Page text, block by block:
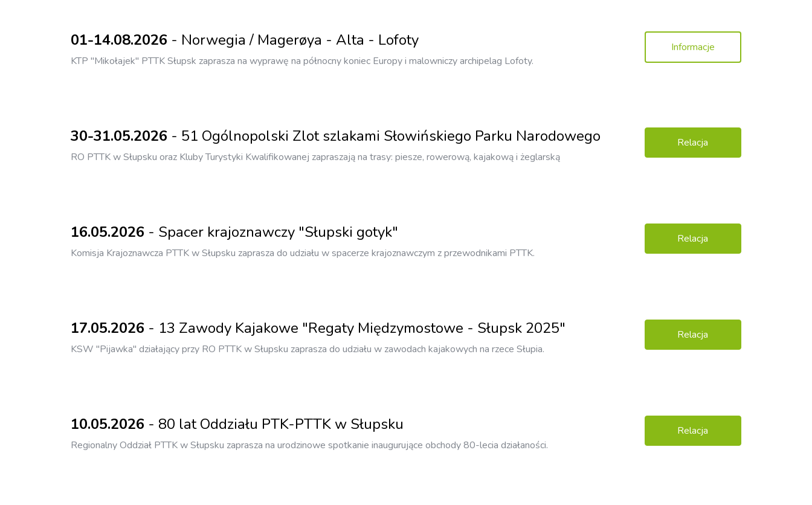
01-14.08.2026 - Norwegia / Magerøya - Alta - Lofoty
KTP "Mikołajek" PTTK Słupsk zaprasza na wyprawę na północny koniec Europy i malowniczy archipelag Lofoty.
Informacje
30-31.05.2026 - 51 Ogólnopolski Zlot szlakami Słowińskiego Parku Narodowego
RO PTTK w Słupsku oraz Kluby Turystyki Kwalifikowanej zapraszają na trasy: piesze, rowerową, kajakową i żeglarską
Relacja
16.05.2026 - Spacer krajoznawczy "Słupski gotyk"
Komisja Krajoznawcza PTTK w Słupsku zaprasza do udziału w spacerze krajoznawczym z przewodnikami PTTK.
Relacja
17.05.2026 - 13 Zawody Kajakowe "Regaty Międzymostowe - Słupsk 2025"
KSW "Pijawka" działający przy RO PTTK w Słupsku zaprasza do udziału w zawodach kajakowych na rzece Słupia.
Relacja
10.05.2026 - 80 lat Oddziału PTK-PTTK w Słupsku
Regionalny Oddział PTTK w Słupsku zaprasza na urodzinowe spotkanie inaugurujące obchody 80-lecia działaności.
Relacja